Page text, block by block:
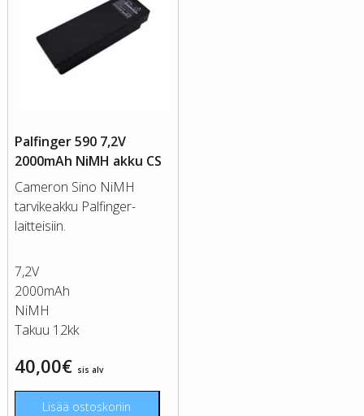
Palfinger 590 7,2V
2000mAh NiMH akku CS
Cameron Sino NiMH
tarvikeakku Palfinger-
laitteisiin.
7,2V
2000mAh
NiMH
Takuu 12kk
40,00€ sis alv
Lisää ostoskoriin